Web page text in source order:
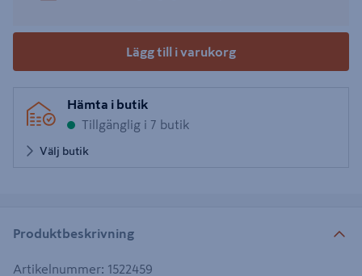
Lägg till i varukorg
Hämta i butik
Tillgänglig i 7 butik
Välj butik
Produktbeskrivning
Artikelnummer: 1522459